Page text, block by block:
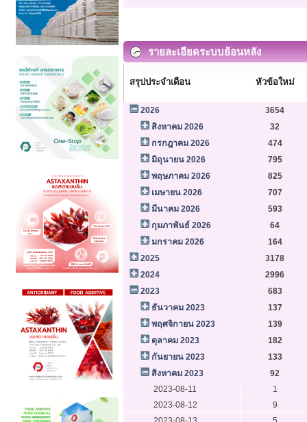
รายละเอียดระบบย้อนหลัง
สรุปประจำเดือน หัวข้อใหม่
2026
3654
สิงหาคม 2026
32
กรกฎาคม 2026
474
มิถุนายน 2026
795
พฤษภาคม 2026
825
เมษายน 2026
707
มีนาคม 2026
593
กุมภาพันธ์ 2026
64
มกราคม 2026
164
2025
3178
2024
2996
2023
683
ธันวาคม 2023
137
พฤศจิกายน 2023
139
ตุลาคม 2023
182
กันยายน 2023
133
สิงหาคม 2023
92
2023-08-11
1
2023-08-12
9